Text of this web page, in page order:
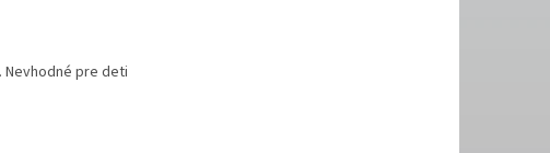
Nevhodné pre deti